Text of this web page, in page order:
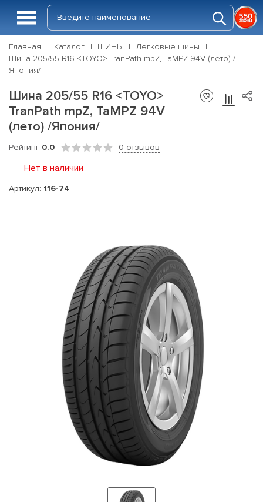
Главная Каталог ШИНЫ
Легковые шины
Шина 205/55 R16 <TOYO> TranPath mpZ, TaMPZ 94V (лето) /
Япония/
Шина 205/55 R16 <TOYO>
TranPath mpZ, TaMPZ 94V
(лето) /Япония/
Рейтинг 0.0 0 отзывов
Нет в наличии
Артикул: t16-74